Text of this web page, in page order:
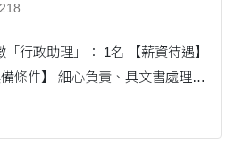
理」： 1名 【薪資待遇】
應徵方式】 有意應